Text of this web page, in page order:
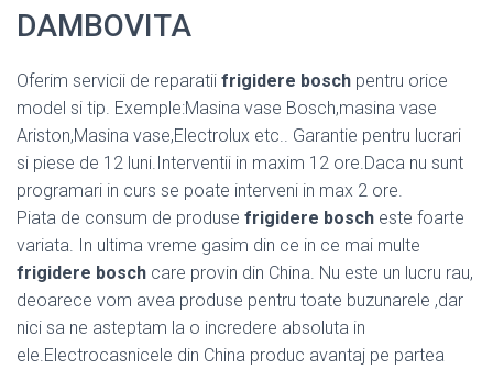
DAMBOVITA
Oferim servicii de reparatii frigidere bosch pentru orice
model si tip. Exemple:Masina vase Bosch,masina vase
Ariston,Masina vase,Electrolux etc.. Garantie pentru lucrari
si piese de 12 luni.Interventii in maxim 12 ore.Daca nu sunt
programari in curs se poate interveni in max 2 ore.
Piata de consum de produse frigidere bosch este foarte
variata. In ultima vreme gasim din ce in ce mai multe
frigidere bosch care provin din China. Nu este un lucru rau,
deoarece vom avea produse pentru toate buzunarele ,dar
nici sa ne asteptam la o incredere absoluta in
ele.Electrocasnicele din China produc avantaj pe partea